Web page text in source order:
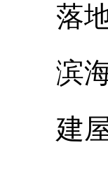
落地
滨海
建屋